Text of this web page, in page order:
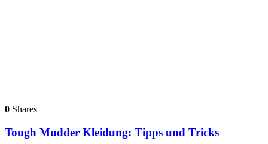
0 Shares
Tough Mudder Kleidung: Tipps und Tricks